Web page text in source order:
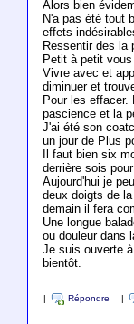
Alors bien
N'a pas été tout
effets
Ressentir des la
Petit à petit
Vivre avec et
diminuer et
Pour les effacer.
pascience et la
J'ai été son
un jour de Plus
Il faut bien six
derrière sois
Aujourd'hui je
deux doigts de
demain il fera
Une longue
ou douleur dans
Je suis ouverte
bientôt.
Répondre